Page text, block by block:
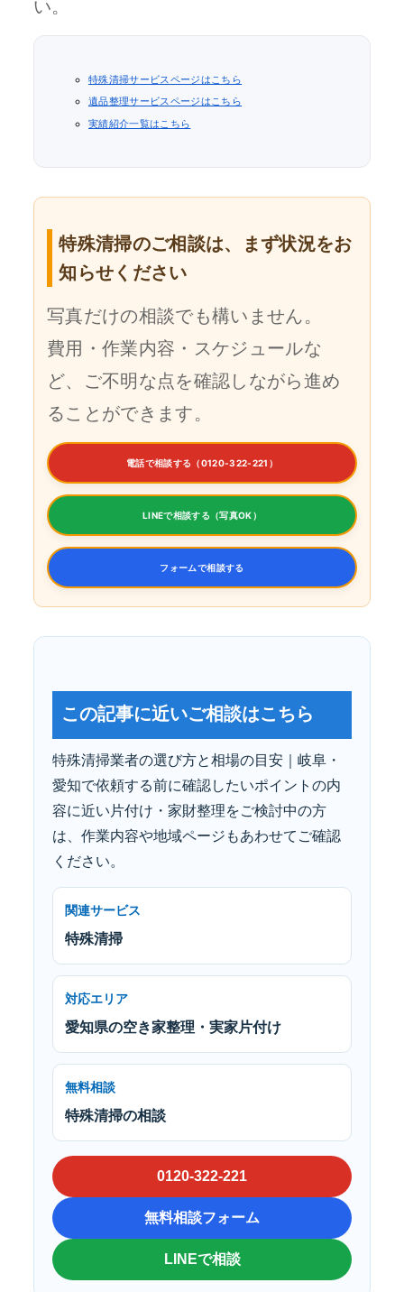
い。
特殊清掃サービスページはこちら
遺品整理サービスページはこちら
実績紹介一覧はこちら
特殊清掃のご相談は、まず状況をお
知らせください
写真だけの相談でも構いません。
費用・作業内容・スケジュールな
ど、ご不明な点を確認しながら進め
ることができます。
電話で相談する（0120-322-221）
LINEで相談する（写真OK）
フォームで相談する
この記事に近いご相談はこちら
特殊清掃業者の選び方と相場の目安｜岐阜・
愛知で依頼する前に確認したいポイントの内
容に近い片付け・家財整理をご検討中の方
は、作業内容や地域ページもあわせてご確認
ください。
関連サービス
特殊清掃
対応エリア
愛知県の空き家整理・実家片付け
無料相談
特殊清掃の相談
0120-322-221
無料相談フォーム
LINEで相談